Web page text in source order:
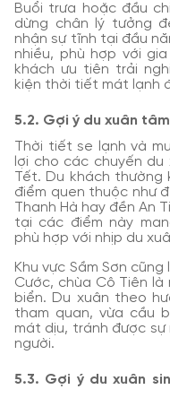
Buổi trưa hoặc đầu
dừng chân lý tưởng
nhận sự tĩnh tại đầu
nhiều, phù hợp với
khách ưu tiên trải
kiện thời tiết mát lạnh
5.2. Gợi ý du xuân
Thời tiết se lạnh và
lợi cho các chuyến
Tết. Du khách thường
điểm quen thuộc như
Thanh Hà hay đền An
tại các điểm này
phù hợp với nhịp du
Khu vực Sầm Sơn
Cước, chùa Cô Tiên là
biển. Du xuân theo
tham quan, vừa cầu
mát dịu, tránh được
người.
5.3. Gợi ý du xuân